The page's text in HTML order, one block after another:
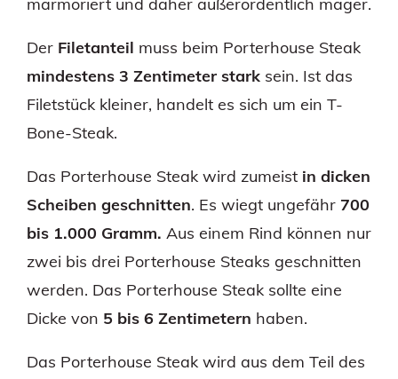
marmoriert und daher außerordentlich mager.
Der Filetanteil muss beim Porterhouse Steak
mindestens 3 Zentimeter stark sein. Ist das
Filetstück kleiner, handelt es sich um ein T-
Bone-Steak.
Das Porterhouse Steak wird zumeist in dicken
Scheiben geschnitten. Es wiegt ungefähr 700
bis 1.000 Gramm. Aus einem Rind können nur
zwei bis drei Porterhouse Steaks geschnitten
werden. Das Porterhouse Steak sollte eine
Dicke von 5 bis 6 Zentimetern haben.
Das Porterhouse Steak wird aus dem Teil des